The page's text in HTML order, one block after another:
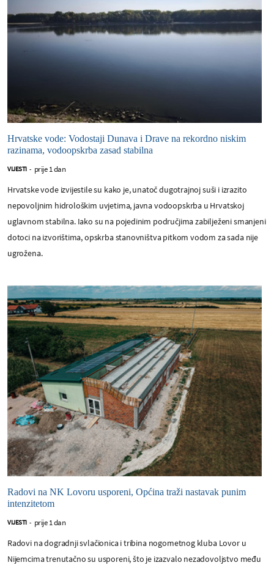
Hrvatske vode: Vodostaji Dunava i Drave na rekordno niskim
razinama, vodoopskrba zasad stabilna
VIJESTI - prije 1 dan
Hrvatske vode izvijestile su kako je, unatoč dugotrajnoj suši i izrazito
nepovoljnim hidrološkim uvjetima, javna vodoopskrba u Hrvatskoj
uglavnom stabilna. Iako su na pojedinim područjima zabilježeni smanjeni
dotoci na izvorištima, opskrba stanovništva pitkom vodom za sada nije
ugrožena.
Radovi na NK Lovoru usporeni, Općina traži nastavak punim
intenzitetom
VIJESTI - prije 1 dan
Radovi na dogradnji svlačionica i tribina nogometnog kluba Lovor u
Nijemcima trenutačno su usporeni, što je izazvalo nezadovoljstvo među